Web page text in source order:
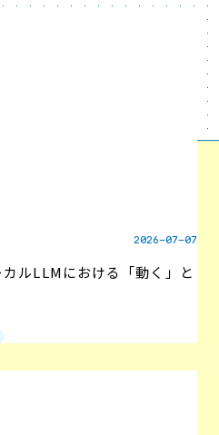
2026-07-07
ルLLMにおける「動く」と